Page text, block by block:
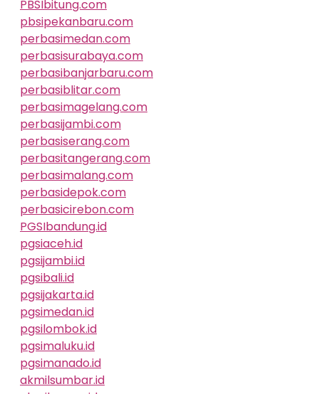
PBSIbitung.com
pbsipekanbaru.com
perbasimedan.com
perbasisurabaya.com
perbasibanjarbaru.com
perbasiblitar.com
perbasimagelang.com
perbasijambi.com
perbasiserang.com
perbasitangerang.com
perbasimalang.com
perbasidepok.com
perbasicirebon.com
PGSIbandung.id
pgsiaceh.id
pgsijambi.id
pgsibali.id
pgsijakarta.id
pgsimedan.id
pgsilombok.id
pgsimaluku.id
pgsimanado.id
akmilsumbar.id